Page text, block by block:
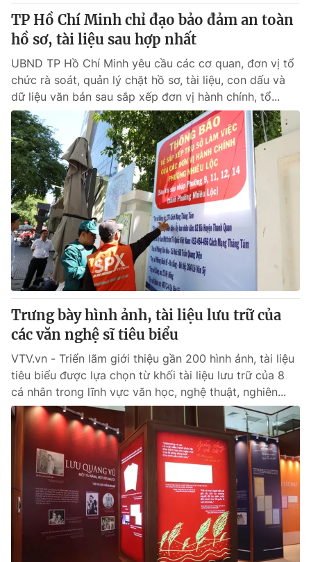
Phó Tổng Biên tập:Nguyễn Thị Mỹ Hạnh, Phạm Quốc Thắng,
Nguyễn Trọng Ninh
Tổng đài VTV: 024.38 355 931 - 024.38 355 932
Ðiện thoại Thời báo VTV:
024.66 897 897
Email: toasoan@vtv.vn
Liên hệ quảng cáo:024-7300.7108
® Cấm sao chép dưới mọi hình thức nếu không có sự chấp
thông tin từ website này.
TP Hồ Chí Minh chỉ đạo bảo đảm an toàn
hồ sơ, tài liệu sau hợp nhất
UBND TP Hồ Chí Minh yêu cầu các cơ quan, đơn vị tổ
chức rà soát, quản lý chặt hồ sơ, tài liệu, con dấu và
dữ liệu văn bản sau sắp xếp đơn vị hành chính, tổ...
Trưng bày hình ảnh, tài liệu lưu trữ của
các văn nghệ sĩ tiêu biểu
VTV.vn - Triển lãm giới thiệu gần 200 hình ảnh, tài liệu
tiêu biểu được lựa chọn từ khối tài liệu lưu trữ của 8
cá nhân trong lĩnh vực văn học, nghệ thuật, nghiên...